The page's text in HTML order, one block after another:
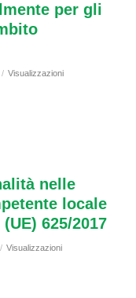
per gli
/ Visualizzazioni
nelle
locale
625/2017
/ Visualizzazioni